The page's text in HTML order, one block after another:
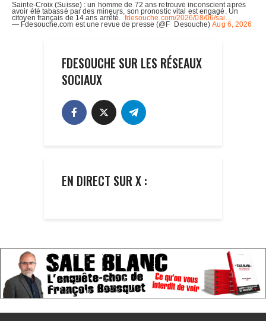
FDESOUCHE SUR LES RÉSEAUX
SOCIAUX
EN DIRECT SUR X :